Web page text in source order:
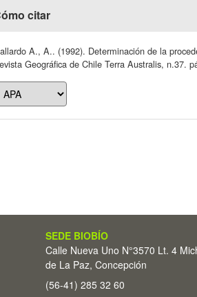
citar
A., A.. (1992). Determinación de la
Geográfica de Chile Terra Australis, n.37.
SEDE BIOBÍO
Calle Nueva Uno N°3570 Lt. 4
de La Paz, Concepción
(56-41) 285 32 60